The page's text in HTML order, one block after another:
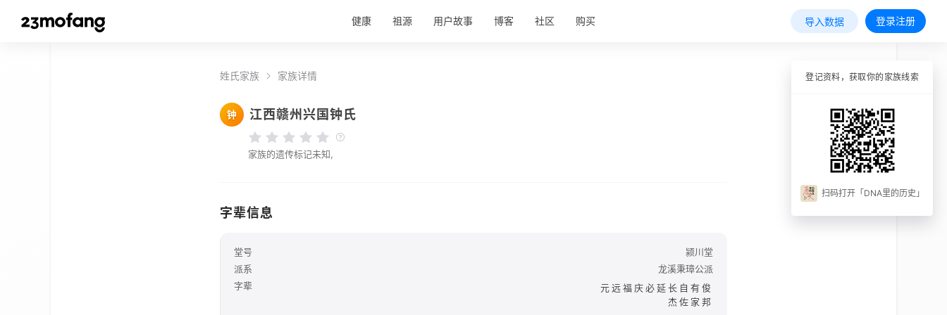
健康 祖源 用户故事 博客 社区 购买 导入数据 登录注册
姓氏家族 家族详情
钟 江西赣州兴国钟氏
家族的遗传标记未知,
字辈信息
堂号
颍川堂
派系
龙溪秉璋公派
字辈
元远福庆必延长自有俊
杰佐家邦
登记资料，获取你的家族线索
扫码打开「DNA里的历史」